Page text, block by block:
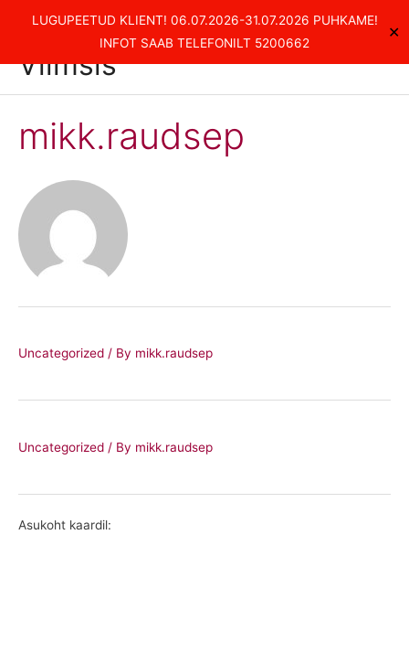
LUGUPEETUD KLIENT! 06.07.2026-31.07.2026 PUHKAME!
INFOT SAAB TELEFONILT 5200662
✕
Kvaliteetsed rehvitööd
Viimsis
Main
mikk.raudsep
Uncategorized / By mikk.raudsep
Uncategorized / By mikk.raudsep
Asukoht kaardil: